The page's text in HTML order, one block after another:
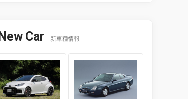
New Car 新車種情報